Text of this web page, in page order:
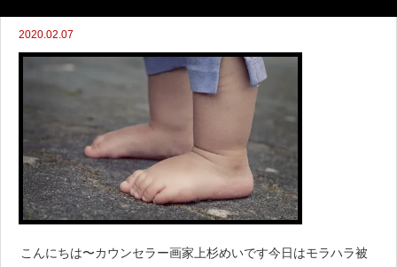
2020.02.07
こんにちは〜カウンセラー画家上杉めいです今日はモラハラ被